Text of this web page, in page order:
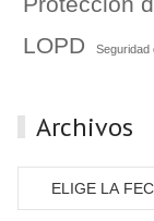
LOPD Seguridad
Archivos
ELIGE LA